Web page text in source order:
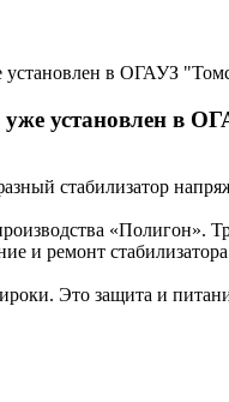
установлен в ОГАУЗ
установлен в
стабилизатор
и ремонт
Это защита и